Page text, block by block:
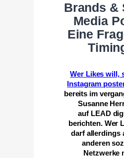
Brands &
Media
Eine
Wer Likes will,
Instagram
bereits im
Susanne
auf LEAD
berichten. Wer
darf allerdings
anderen
Netzwerke